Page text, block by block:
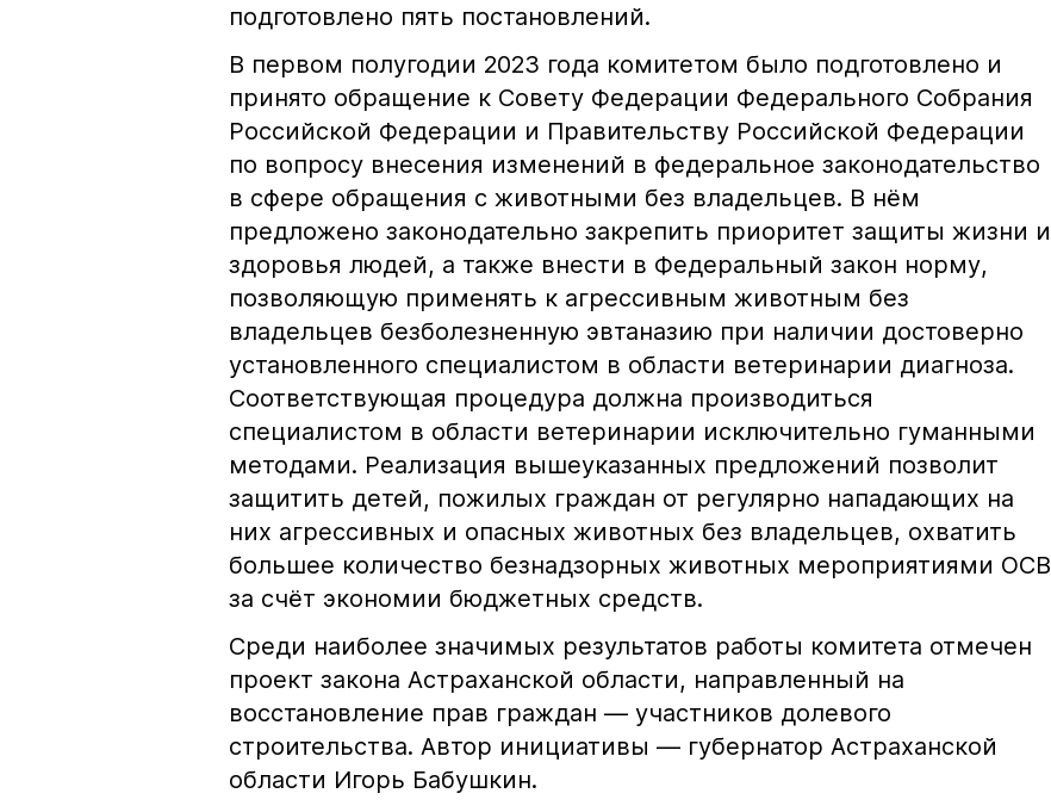
подготовлено пять постановлений.
В первом полугодии 2023 года комитетом было подготовлено и
принято обращение к Совету Федерации Федерального Собрания
Российской Федерации и Правительству Российской Федерации
по вопросу внесения изменений в федеральное законодательство
в сфере обращения с животными без владельцев. В нём
предложено законодательно закрепить приоритет защиты жизни и
здоровья людей, а также внести в Федеральный закон норму,
позволяющую применять к агрессивным животным без
владельцев безболезненную эвтаназию при наличии достоверно
установленного специалистом в области ветеринарии диагноза.
Соответствующая процедура должна производиться
специалистом в области ветеринарии исключительно гуманными
методами. Реализация вышеуказанных предложений позволит
защитить детей, пожилых граждан от регулярно нападающих на
них агрессивных и опасных животных без владельцев, охватить
большее количество безнадзорных животных мероприятиями ОСВ
за счёт экономии бюджетных средств.
Среди наиболее значимых результатов работы комитета отмечен
проект закона Астраханской области, направленный на
восстановление прав граждан — участников долевого
строительства. Автор инициативы — губернатор Астраханской
области Игорь Бабушкин.